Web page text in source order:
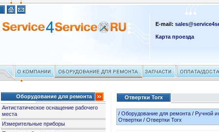
E-mail:
Карта проезда
Оборудование для ремонта
Антистатическое оснащение рабочего
места
Измерительные приборы
Отвертки Torx
/Оборудование для ремонта / Ручной
Отвертки /Отвертки Torx